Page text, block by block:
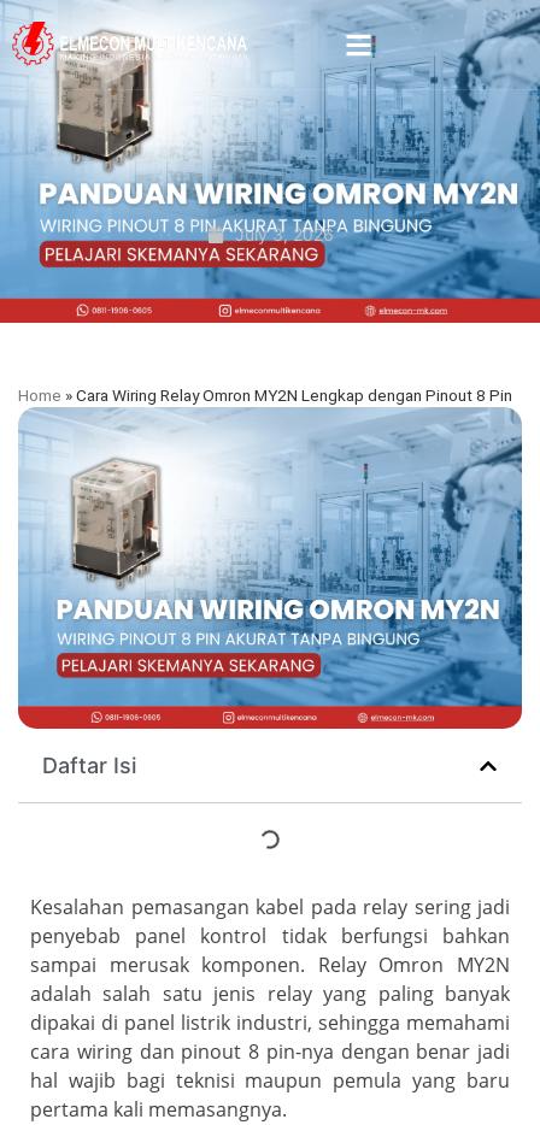
July 3, 2026
Home »Cara Wiring Relay Omron MY2N Lengkap dengan Pinout 8 Pin
Daftar Isi
Kesalahan pemasangan kabel pada relay sering jadi
penyebab panel kontrol tidak berfungsi bahkan
sampai merusak komponen. Relay Omron MY2N
adalah salah satu jenis relay yang paling banyak
dipakai di panel listrik industri, sehingga memahami
cara wiring dan pinout 8 pin-nya dengan benar jadi
hal wajib bagi teknisi maupun pemula yang baru
pertama kali memasangnya.